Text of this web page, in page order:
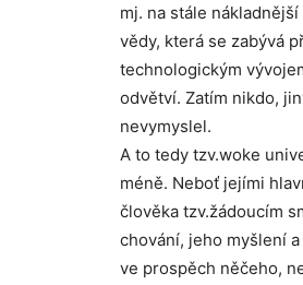
mj. na stále
vědy, která se zabývá
technologickým
odvětví. Zatím nikdo,
nevymyslel.
A to tedy tzv.woke
méně. Neboť jejími
člověka tzv.žádoucím
chování, jeho myšlení
ve prospěch něčeho,